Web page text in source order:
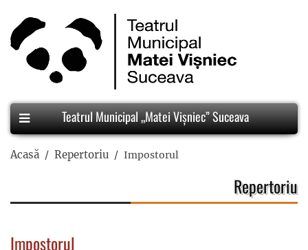
Teatrul Municipal „Matei Vișniec” Suceava
Acasă Repertoriu Impostorul
Repertoriu
Impostorul